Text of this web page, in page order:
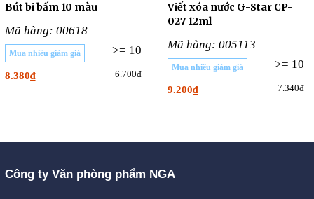
Bút bi bấm 10 màu
Mã hàng: 00618
>= 10
Mua nhiều giảm giá
8.380₫ 6.700₫
Viết xóa nước G-Star CP-
027 12ml
Mã hàng: 005113
Mua nhiều giảm giá >= 10
9.200₫ 7.340₫
Công ty Văn phòng phẩm NGA